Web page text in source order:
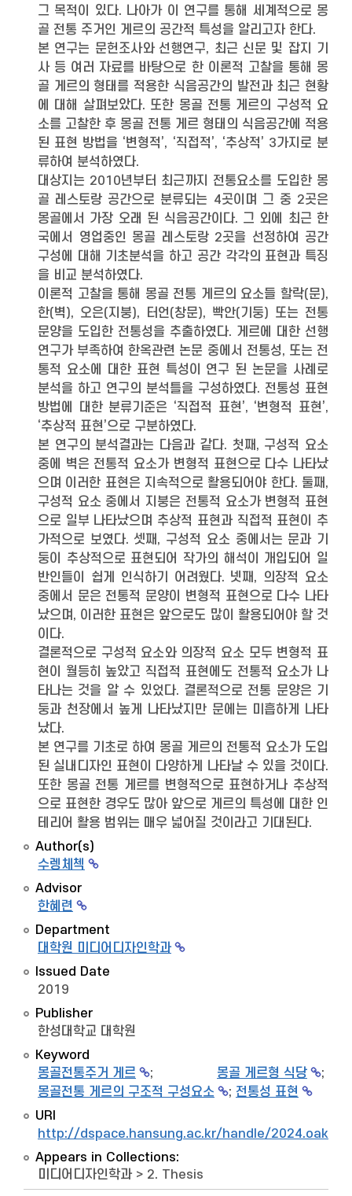
그 목적이 있다. 나아가 이 연구를 통해 세계적으로 몽
골 전통 주거인 게르의 공간적 특성을 알리고자 한다.
본 연구는 문헌조사와 선행연구, 최근 신문 및 잡지 기
사 등 여러 자료를 바탕으로 한 이론적 고찰을 통해 몽
골 게르의 형태를 적용한 식음공간의 발전과 최근 현황
에 대해 살펴보았다. 또한 몽골 전통 게르의 구성적 요
소를 고찰한 후 몽골 전통 게르 형태의 식음공간에 적용
된 표현 방법을 ‘변형적’, ‘직접적’, ‘추상적’ 3가지로 분
류하여 분석하였다.
대상지는 2010년부터 최근까지 전통요소를 도입한 몽
골 레스토랑 공간으로 분류되는 4곳이며 그 중 2곳은
몽골에서 가장 오래 된 식음공간이다. 그 외에 최근 한
국에서 영업중인 몽골 레스토랑 2곳을 선정하여 공간
구성에 대해 기초분석을 하고 공간 각각의 표현과 특징
을 비교 분석하였다.
이론적 고찰을 통해 몽골 전통 게르의 요소들 할락(문),
한(벽), 오은(지붕), 터언(창문), 빡안(기둥) 또는 전통
문양을 도입한 전통성을 추출하였다. 게르에 대한 선행
연구가 부족하여 한옥관련 논문 중에서 전통성, 또는 전
통적 요소에 대한 표현 특성이 연구 된 논문을 사례로
분석을 하고 연구의 분석틀을 구성하였다. 전통성 표현
방법에 대한 분류기준은 ‘직접적 표현’, ‘변형적 표현’,
‘추상적 표현’으로 구분하였다.
본 연구의 분석결과는 다음과 같다. 첫째, 구성적 요소
중에 벽은 전통적 요소가 변형적 표현으로 다수 나타났
으며 이러한 표현은 지속적으로 활용되어야 한다. 둘째,
구성적 요소 중에서 지붕은 전통적 요소가 변형적 표현
으로 일부 나타났으며 추상적 표현과 직접적 표현이 추
가적으로 보였다. 셋째, 구성적 요소 중에서는 문과 기
둥이 추상적으로 표현되어 작가의 해석이 개입되어 일
반인들이 쉽게 인식하기 어려웠다. 넷째, 의장적 요소
중에서 문은 전통적 문양이 변형적 표현으로 다수 나타
났으며, 이러한 표현은 앞으로도 많이 활용되어야 할 것
이다.
결론적으로 구성적 요소와 의장적 요소 모두 변형적 표
현이 월등히 높았고 직접적 표현에도 전통적 요소가 나
타나는 것을 알 수 있었다. 결론적으로 전통 문양은 기
둥과 천장에서 높게 나타났지만 문에는 미흡하게 나타
났다.
본 연구를 기초로 하여 몽골 게르의 전통적 요소가 도입
된 실내디자인 표현이 다양하게 나타날 수 있을 것이다.
또한 몽골 전통 게르를 변형적으로 표현하거나 추상적
으로 표현한 경우도 많아 앞으로 게르의 특성에 대한 인
테리어 활용 범위는 매우 넓어질 것이라고 기대된다.
Author(s)
수렝체첵
Advisor
한혜련
Department
대학원 미디어디자인학과
Issued Date
2019
Publisher
한성대학교 대학원
Keyword
몽골전통주거 게르
; 몽골 게르형 식당
;
몽골전통 게르의 구조적 구성요소
; 전통성 표현
URI
http://dspace.hansung.ac.kr/handle/2024.oak/
Appears in Collections:
미디어디자인학과 > 2. Thesis